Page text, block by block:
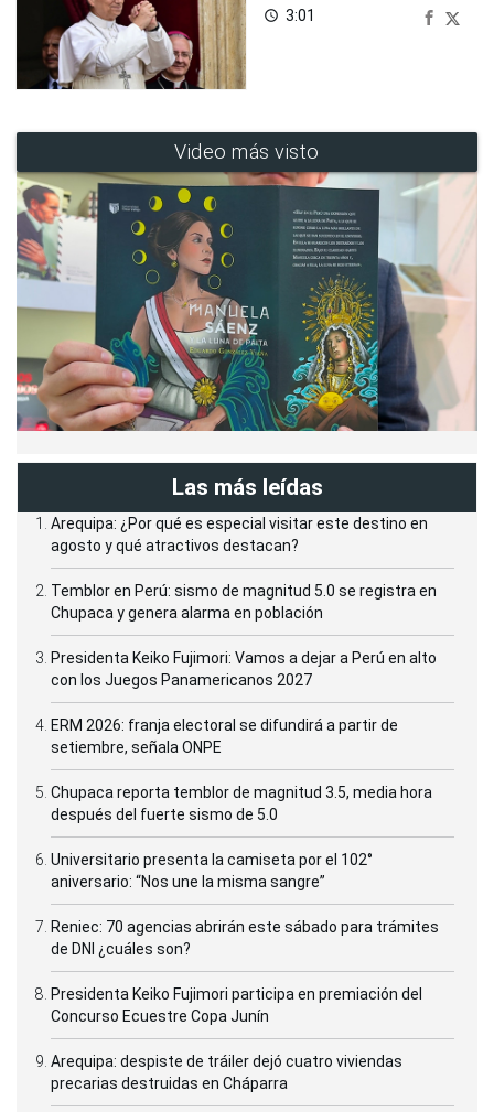
access_time 3:01
Video más visto
Las más leídas
Arequipa: ¿Por qué es especial visitar este destino en
agosto y qué atractivos destacan?
Temblor en Perú: sismo de magnitud 5.0 se registra en
Chupaca y genera alarma en población
Presidenta Keiko Fujimori: Vamos a dejar a Perú en alto
con los Juegos Panamericanos 2027
ERM 2026: franja electoral se difundirá a partir de
setiembre, señala ONPE
Chupaca reporta temblor de magnitud 3.5, media hora
después del fuerte sismo de 5.0
Universitario presenta la camiseta por el 102°
aniversario: “Nos une la misma sangre”
Reniec: 70 agencias abrirán este sábado para trámites
de DNI ¿cuáles son?
Presidenta Keiko Fujimori participa en premiación del
Concurso Ecuestre Copa Junín
Arequipa: despiste de tráiler dejó cuatro viviendas
precarias destruidas en Cháparra